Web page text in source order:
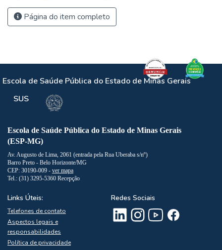
Página do item completo
Escola de Saúde Pública do Estado de Minas Gerais
SUS
Escola de Saúde Pública do Estado de Minas Gerais
(ESP-MG)
Av. Augusto de Lima, 2061 (entrada pela Rua Uberaba s/nº)
Barro Preto - Belo Horizonte/MG
CEP: 30190-009 - ver mapa
Tel.: (31) 3295-5360 Recepção
Links Úteis:
Telefones de contato
Aspectos legais e
responsabilidades
Política de privacidade
Redes Sociais